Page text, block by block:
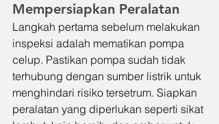
Mempersiapkan Peralatan
Langkah pertama sebelum melakukan
inspeksi adalah mematikan pompa
celup. Pastikan pompa sudah tidak
terhubung dengan sumber listrik untuk
menghindari risiko tersetrum. Siapkan
peralatan yang diperlukan seperti sikat